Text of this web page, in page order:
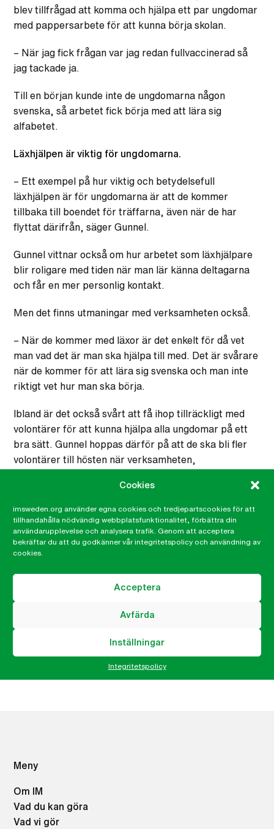
Cookies
imsweden.org använder egna cookies och tredjepartscookies för att
tillhandahålla nödvändig webbplatsfunktionalitet, förbättra din
användarupplevelse och analysera trafik. Genom att acceptera
bekräftar du att du godkänner vår integritetspolicy och användning av
cookies.
Acceptera
Avfärda
Inställningar
Integritetspolicy
blev tillfrågad att komma och hjälpa ett par ungdomar
med pappersarbete för att kunna börja skolan.
– När jag fick frågan var jag redan fullvaccinerad så
jag tackade ja.
Till en början kunde inte de ungdomarna någon
svenska, så arbetet fick börja med att lära sig
alfabetet.
Läxhjälpen är viktig för ungdomarna.
– Ett exempel på hur viktig och betydelsefull
läxhjälpen är för ungdomarna är att de kommer
tillbaka till boendet för träffarna, även när de har
flyttat därifrån, säger Gunnel.
Gunnel vittnar också om hur arbetet som läxhjälpare
blir roligare med tiden när man lär känna deltagarna
och får en mer personlig kontakt.
Men det finns utmaningar med verksamheten också.
– När de kommer med läxor är det enkelt för då vet
man vad det är man ska hjälpa till med. Det är svårare
när de kommer för att lära sig svenska och man inte
riktigt vet hur man ska börja.
Ibland är det också svårt att få ihop tillräckligt med
volontärer för att kunna hjälpa alla ungdomar på ett
bra sätt. Gunnel hoppas därför på att de ska bli fler
volontärer till hösten när verksamheten,
Vill du bli volontär hos IM? Vi har flera uppdrag i alla
delar av landet. Kanske hittar du något som passar
gunnel-ar-laxhjalpare-i-
Meny
Om IM
Vad du kan göra
Vad vi gör